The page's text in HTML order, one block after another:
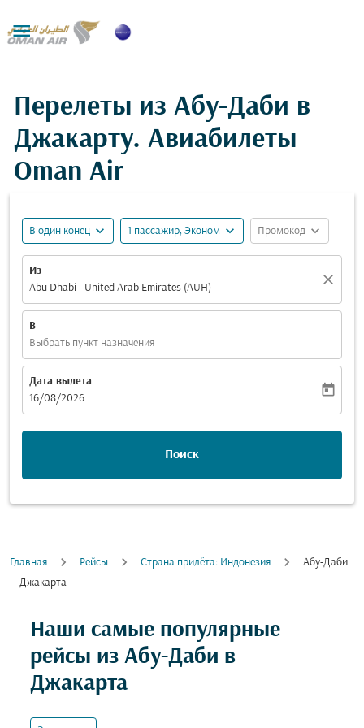

Перелеты из Абу-Даби в
Джакарту. Авиабилеты
Oman Air
В один конец expand_more 1 пассажир, Эконом expand_more Промокод expand_more
Из
Abu Dhabi - United Arab Emirates (AUH)
close
В
Выбрать пункт назначения
Дата вылета
fc-booking-departure-date-aria-label
16/08/2026
today
Поиск
Главная Рейсы Cтрана прилёта: Индонезия
Абу-Даби
— Джакарта
Наши самые популярные
рейсы из Абу-Даби в
Джакарта
Попробуйте обновить свой маршрут